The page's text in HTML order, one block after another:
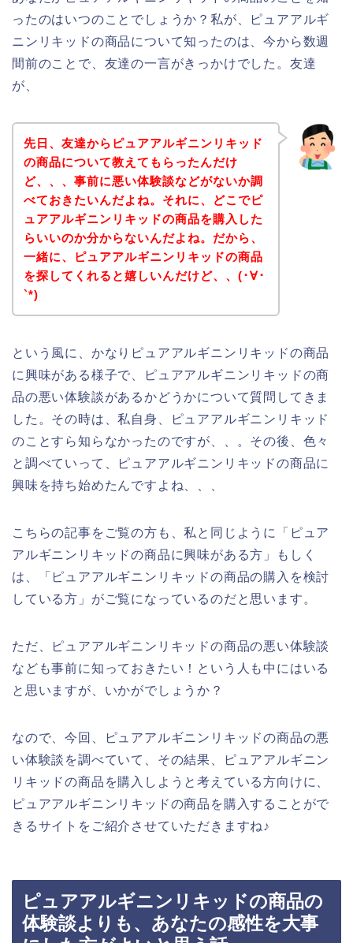
ったのはいつのことでしょうか？私が、ピュアアルギ
ニンリキッドの商品について知ったのは、今から数週
間前のことで、友達の一言がきっかけでした。友達
が、
先日、友達からピュアアルギニンリキッド
の商品について教えてもらったんだけ
ど、、、事前に悪い体験談などがないか調
べておきたいんだよね。それに、どこでピ
ュアアルギニンリキッドの商品を購入した
らいいのか分からないんだよね。だから、
一緒に、ピュアアルギニンリキッドの商品
を探してくれると嬉しいんだけど、、(･∀･
`*)
という風に、かなりピュアアルギニンリキッドの商品
に興味がある様子で、ピュアアルギニンリキッドの商
品の悪い体験談があるかどうかについて質問してきま
した。その時は、私自身、ピュアアルギニンリキッド
のことすら知らなかったのですが、、。その後、色々
と調べていって、ピュアアルギニンリキッドの商品に
興味を持ち始めたんですよね、、、
こちらの記事をご覧の方も、私と同じように「ピュア
アルギニンリキッドの商品に興味がある方」もしく
は、「ピュアアルギニンリキッドの商品の購入を検討
している方」がご覧になっているのだと思います。
ただ、ピュアアルギニンリキッドの商品の悪い体験談
なども事前に知っておきたい！という人も中にはいる
と思いますが、いかがでしょうか？
なので、今回、ピュアアルギニンリキッドの商品の悪
い体験談を調べていて、その結果、ピュアアルギニン
リキッドの商品を購入しようと考えている方向けに、
ピュアアルギニンリキッドの商品を購入することがで
きるサイトをご紹介させていただきますね♪
ピュアアルギニンリキッドの商品の
体験談よりも、あなたの感性を大事